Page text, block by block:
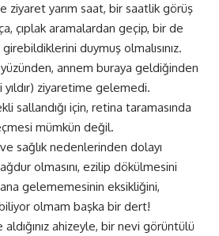
ziyaret yarım saat, bir saatlik görüş
çıplak aramalardan geçip, bir de
duymuş olmalısınız.
annem buraya geldiğinden
ziyaretime gelemedi.
sallandığı için, retina taramasında
mümkün değil.
ve sağlık nedenlerinden dolayı
olmasını, ezilip dökülmesini
gelememesinin eksikliğini,
biliyor olmam başka bir dert!
ahizeyle, bir nevi görüntülü